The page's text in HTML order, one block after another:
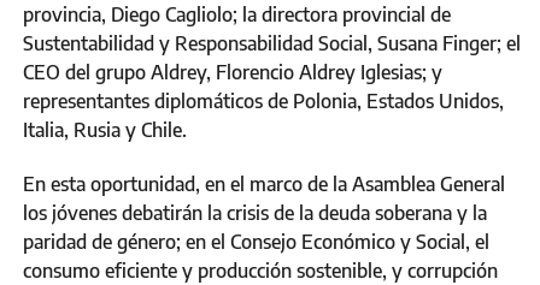
provincia, Diego Cagliolo; la directora provincial de
Sustentabilidad y Responsabilidad Social, Susana Finger; el
CEO del grupo Aldrey, Florencio Aldrey Iglesias; y
representantes diplomáticos de Polonia, Estados Unidos,
Italia, Rusia y Chile.
En esta oportunidad, en el marco de la Asamblea General
los jóvenes debatirán la crisis de la deuda soberana y la
paridad de género; en el Consejo Económico y Social, el
consumo eficiente y producción sostenible, y corrupción